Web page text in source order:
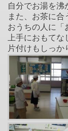
自分でお湯を沸
また、お茶に合
おうちの人に「
上手におもてな
片付けもしっか